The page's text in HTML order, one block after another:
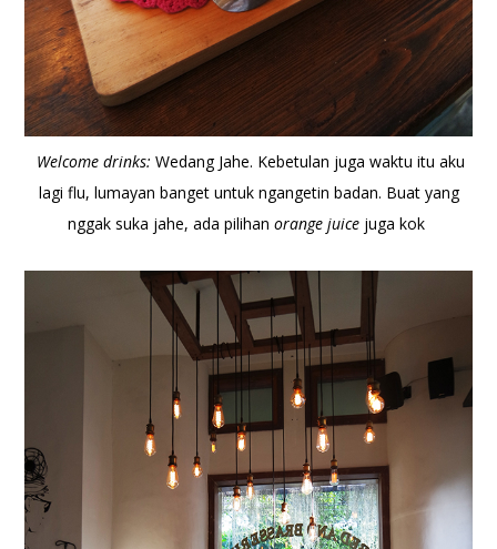
Welcome drinks: Wedang Jahe. Kebetulan juga waktu itu aku
lagi flu, lumayan banget untuk ngangetin badan. Buat yang
nggak suka jahe, ada pilihan orange juice juga kok